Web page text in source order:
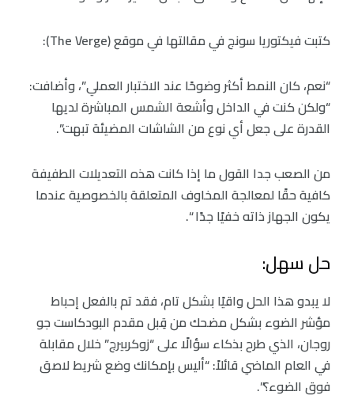
كتبت فيكتوريا سونج في مقالتها في موقع (The Verge):
“نعم، كان النمط أكثر وضوحًا عند الاختبار العملي”، وأضافت:
“ولكن كنت في الداخل وأشعة الشمس المباشرة لديها
القدرة على جعل أي نوع من الشاشات المضيئة تبهت”.
من الصعب جدا القول ما إذا كانت هذه التعديلات الطفيفة
كافية حقًا لمعالجة المخاوف المتعلقة بالخصوصية عندما
يكون الجهاز ذاته خفيًا جدًا “.
حل سهل:
لا يبدو هذا الحل واقيًا بشكل تام، فقد تم بالفعل إحباط
مؤشر الضوء بشكل مضحك من قِبل مقدم البودكاست جو
روجان، الذي طرح بذكاء سؤالًا على “زوكربيرج” خلال مقابلة
في العام الماضي قائلاً: “أليس بإمكانك وضع شريط لاصق
فوق الضوء؟”.